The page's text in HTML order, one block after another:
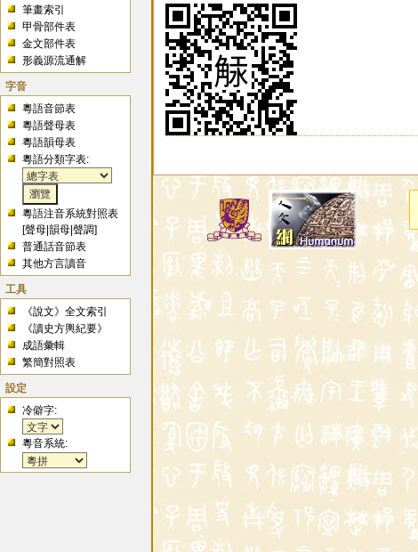
筆畫索引
甲骨部件表
金文部件表
形義源流通解
字音
粵語音節表
粵語聲母表
粵語韻母表
粵語分類字表:
粵語注音系統對照表
[聲母 |韻母 |聲調]
普通話音節表
其他方言讀音
工具
《說文》全文索引
《讀史方輿紀要》
成語彙輯
繁簡對照表
設定
冷僻字:
粵音系統: